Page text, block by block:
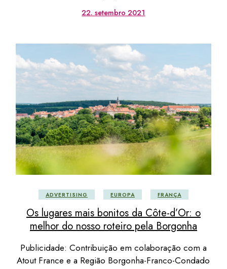
22. setembro 2021
ADVERTISING EUROPA FRANÇA
Os lugares mais bonitos da Côte-d’Or: o
melhor do nosso roteiro pela Borgonha
Publicidade: Contribuição em colaboração com a
Atout France e a Região Borgonha-Franco-Condado